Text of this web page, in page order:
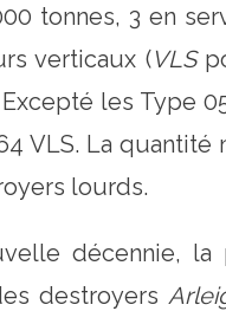
tonnes, 3 en
verticaux (VLS
les Type
VLS. La quantité
lourds.
décennie,
destroyers